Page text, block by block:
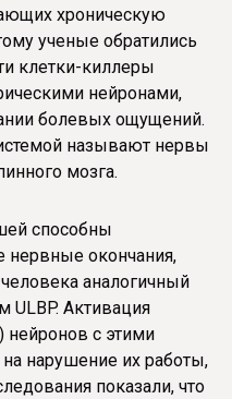
хроническую
ученые обратились
клетки-киллеры
нейронами,
болевых ощущений.
называют нервы
мозга.
способны
нервные окончания,
аналогичный
ULBP. Активация
нейронов с этими
нарушение их работы,
показали, что